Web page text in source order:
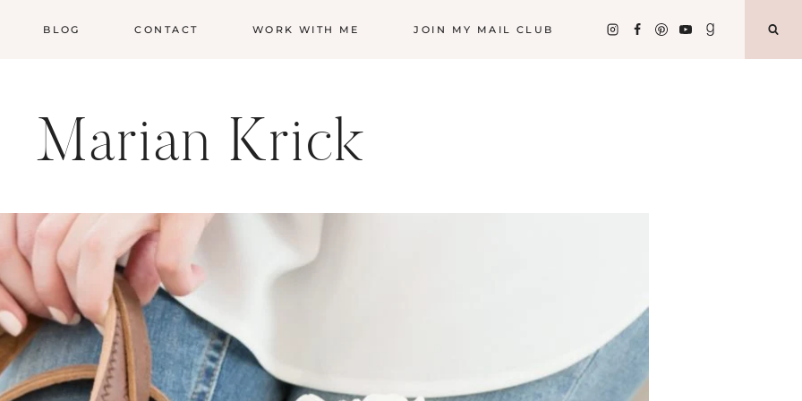
BLOG CONTACT WORK WITH ME JOIN MY MAIL CLUB
Marian Krick